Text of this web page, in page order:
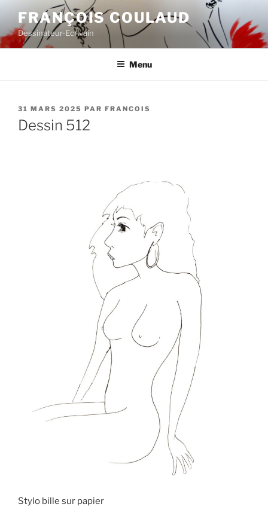
contenu
principal
FRANÇOIS COULAUD
Dessinateur-Ecrivain
Menu
PUBLIÉ
LE
31 MARS 2025 PAR FRANCOIS
Dessin 512
Stylo bille sur papier